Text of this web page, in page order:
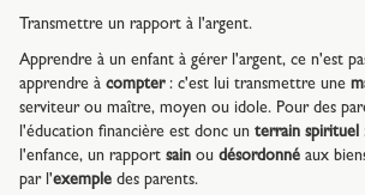
Transmettre un rapport à l'argent.
Apprendre à un enfant à gérer l'argent, ce n'est
apprendre à compter: c'est lui transmettre une
serviteur ou maître, moyen ou idole. Pour des
l'éducation financière est donc un terrain spirituel
l'enfance, un rapport sain ou désordonné aux
par l'exemple des parents.